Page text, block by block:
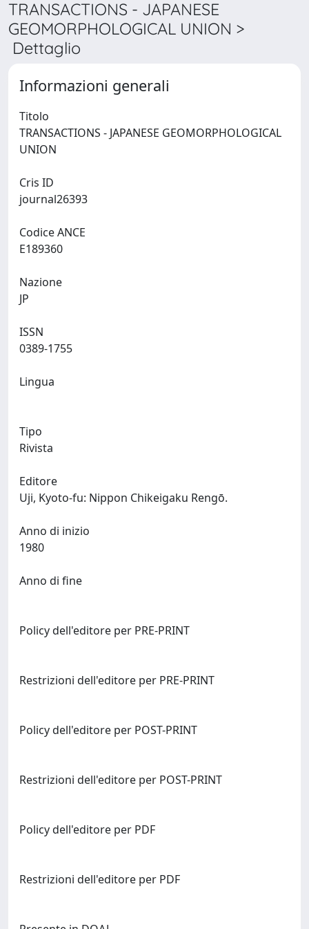
TRANSACTIONS - JAPANESE
GEOMORPHOLOGICAL UNION >
Dettaglio
Informazioni generali
Titolo
TRANSACTIONS - JAPANESE GEOMORPHOLOGICAL
Cris ID
Codice ANCE
Nazione
ISSN
Lingua
Tipo
Rivista
Editore
Anno di inizio
Anno di fine
Policy dell'editore per PRE-PRINT
Restrizioni dell'editore per PRE-PRINT
Policy dell'editore per POST-PRINT
Restrizioni dell'editore per POST-PRINT
Policy dell'editore per PDF
Restrizioni dell'editore per PDF